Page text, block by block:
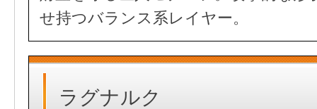
せ持つバランス系レイヤー。
ラグナルク